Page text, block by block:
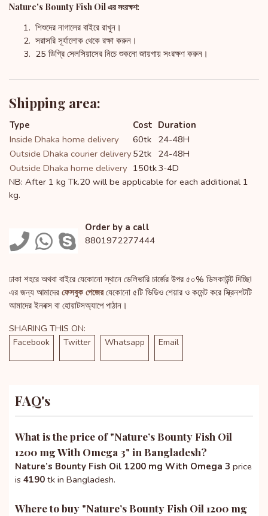
Nature's Bounty Fish Oil এর সংরক্ষণ:
শিশুদের নাগালের বাইরে রাখুন।
সরাসরি সূর্যালোক থেকে রক্ষা করুন।
25 ডিগ্রি সেলসিয়াসের নিচে শুকনো জায়গায় সংরক্ষণ করুন।
Shipping area:
Type Cost Duration
Inside Dhaka home delivery
60tk 24-48H
Outside Dhaka courier delivery52tk 24-48H
Outside Dhaka home delivery 150tk3-4D
NB: After 1 kg Tk.20 will be applicable for each additional 1
kg.
Order by a call
8801972277444
ঢাকা শহরে অথবা বাইরে যেকোনো স্থানে ডেলিভারি চার্জের উপর ৫০% ডিসকাউন্ট দিচ্ছি!
এর জন্য আমাদের ফেসবুক পেজেরযেকোনো ৫টি ভিডিও শেয়ার ও কমেন্ট করে স্ক্রিনশটটি
আমাদের ইনবক্স বা হোয়াটসঅ্যাপে পাঠান।
SHARING THIS ON:
Facebook Twitter Whatsapp Email
FAQ's
What is the price of "Nature’s Bounty Fish Oil
1200 mg With Omega 3" in Bangladesh?
Nature’s Bounty Fish Oil 1200 mg With Omega 3 price
is 4190 tk in Bangladesh.
Where to buy "Nature’s Bounty Fish Oil 1200 mg